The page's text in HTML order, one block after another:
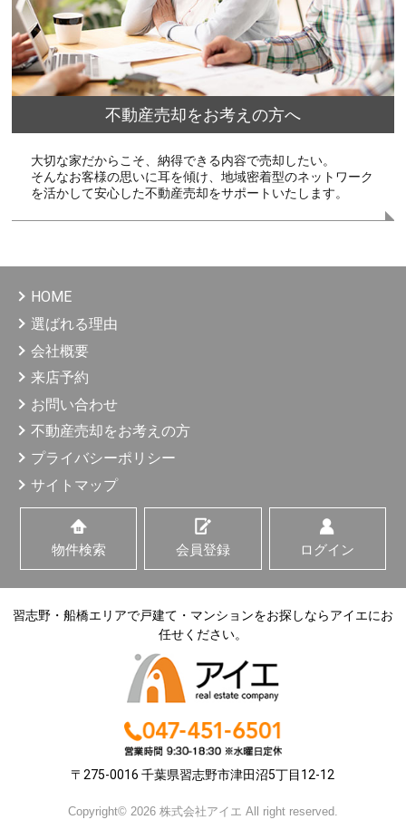
不動産売却をお考えの方へ
大切な家だからこそ、納得できる内容で売却したい。
そんなお客様の思いに耳を傾け、地域密着型のネットワーク
を活かして安心した不動産売却をサポートいたします。
HOME
選ばれる理由
会社概要
来店予約
お問い合わせ
不動産売却をお考えの方
プライバシーポリシー
サイトマップ
物件検索 会員登録 ログイン
習志野・船橋エリアで戸建て・マンションをお探しならアイエにお
任せください。
〒275-0016 千葉県習志野市津田沼5丁目12-12
Copyright© 2026 株式会社アイエ All right reserved.